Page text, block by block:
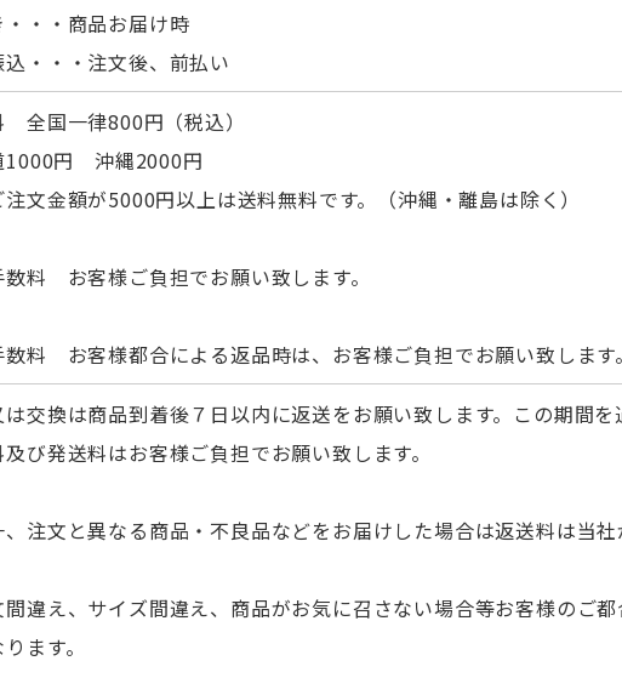
・・・商品お届け時
込・・・注文後、前払い
全国一律800円（税込）
円 沖縄2000円
文金額が5000円以上は送料無料です。（沖縄・離島は除く）
数料 お客様ご負担でお願い致します。
数料 お客様都合による返品時は、お客様ご負担でお願い致します。
は交換は商品到着後７日以内に返送をお願い致します。この期間
及び発送料はお客様ご負担でお願い致します。
、注文と異なる商品・不良品などをお届けした場合は返送料は当社
間違え、サイズ間違え、商品がお気に召さない場合等お客様のご
ます。